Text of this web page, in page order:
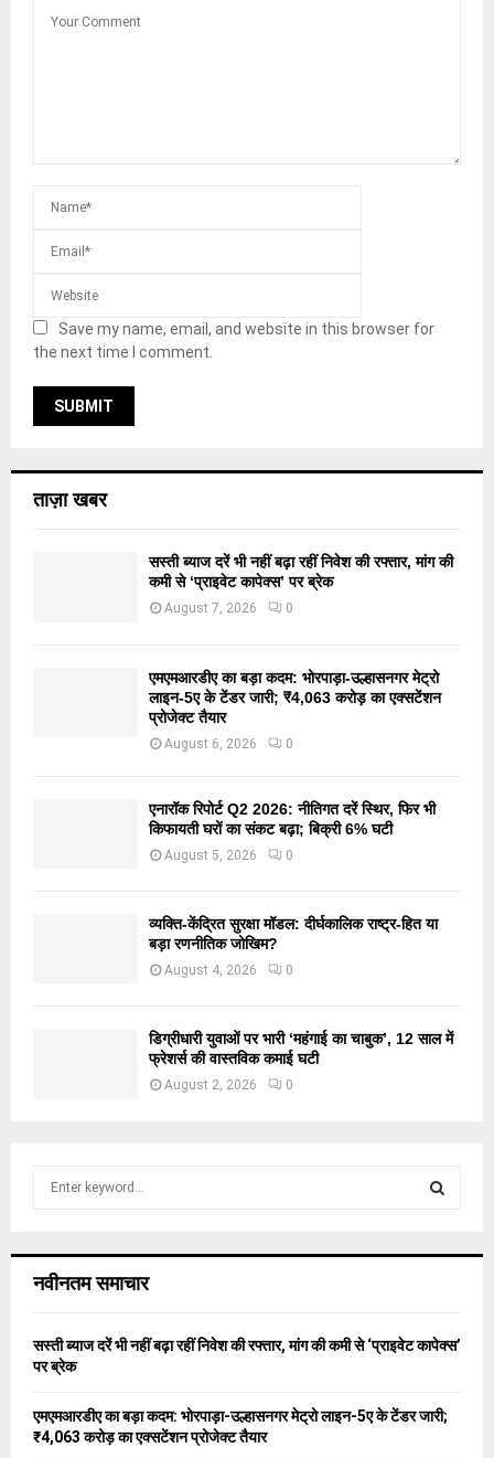
Save my name, email, and website in this browser for
the next time I comment.
ताज़ा खबर
सस्ती ब्याज दरें भी नहीं बढ़ा रहीं निवेश की रफ्तार, मांग की
कमी से ‘प्राइवेट कापेक्स’ पर ब्रेक
August 7, 2026 0
एमएमआरडीए का बड़ा कदम: भोरपाड़ा-उल्हासनगर मेट्रो
लाइन-5ए के टेंडर जारी; ₹4,063 करोड़ का एक्सटेंशन
प्रोजेक्ट तैयार
August 6, 2026 0
एनारॉक रिपोर्ट Q2 2026: नीतिगत दरें स्थिर, फिर भी
किफायती घरों का संकट बढ़ा; बिक्री 6% घटी
August 5, 2026 0
व्यक्ति-केंद्रित सुरक्षा मॉडल: दीर्घकालिक राष्ट्र-हित या
बड़ा रणनीतिक जोखिम?
August 4, 2026 0
डिग्रीधारी युवाओं पर भारी ‘महंगाई का चाबुक’, 12 साल में
फ्रेशर्स की वास्तविक कमाई घटी
August 2, 2026 0
h
o
r
C
नवीनतम समाचार
सस्ती ब्याज दरें भी नहीं बढ़ा रहीं निवेश की रफ्तार, मांग की कमी से ‘प्राइवेट कापेक्स’
पर ब्रेक
एमएमआरडीए का बड़ा कदम: भोरपाड़ा-उल्हासनगर मेट्रो लाइन-5ए के टेंडर जारी;
₹4,063 करोड़ का एक्सटेंशन प्रोजेक्ट तैयार